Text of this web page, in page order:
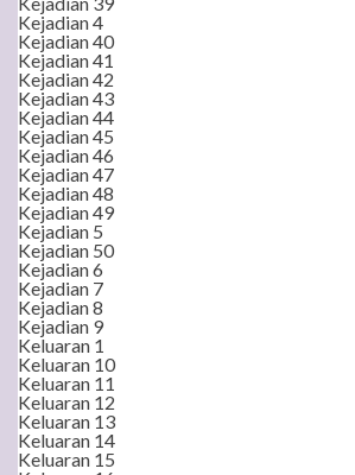
Kejadian 4
Kejadian 40
Kejadian 41
Kejadian 42
Kejadian 43
Kejadian 44
Kejadian 45
Kejadian 46
Kejadian 47
Kejadian 48
Kejadian 49
Kejadian 5
Kejadian 50
Kejadian 6
Kejadian 7
Kejadian 8
Kejadian 9
Keluaran 1
Keluaran 10
Keluaran 11
Keluaran 12
Keluaran 13
Keluaran 14
Keluaran 15